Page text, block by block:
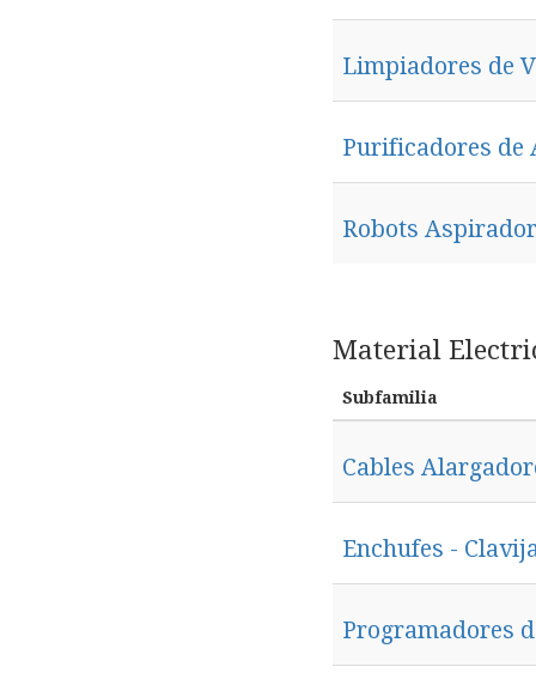
Limpiadores de
Purificadores de
Robots Aspirador
Material
Subfamilia
Cables
Enchufes -
Programadores